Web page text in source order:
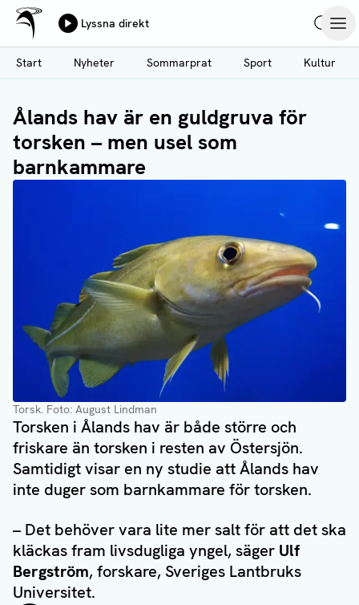
Hoppa
till
huvudinnehåll
Ålands Radio & TV
Lyssna direkt
Start
Nyheter Sommarprat Sport Kultur
Ålands hav är en guldgruva för
torsken – men usel som
barnkammare
Torsk. Foto: August Lindman
Torsken i Ålands hav är både större och
friskare än torsken i resten av Östersjön.
Samtidigt visar en ny studie att Ålands hav
inte duger som barnkammare för torsken.
– Det behöver vara lite mer salt för att det ska
kläckas fram livsdugliga yngel, säger Ulf
Bergström, forskare, Sveriges Lantbruks
Universitet.